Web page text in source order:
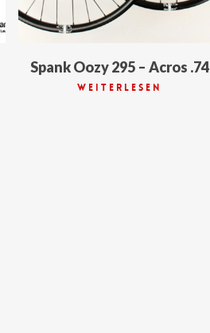
Spank Oozy 295 – Acros .74
Weiterlesen